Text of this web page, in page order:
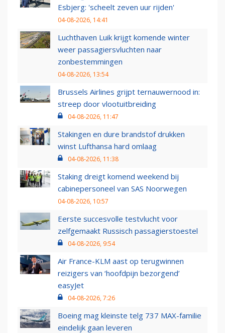
Esbjerg: 'scheelt zeven uur rijden'
04-08-2026, 14:41
Luchthaven Luik krijgt komende winter
weer passagiersvluchten naar
zonbestemmingen
04-08-2026, 13:54
Brussels Airlines grijpt ternauwernood in:
streep door vlootuitbreiding
04-08-2026, 11:47
Stakingen en dure brandstof drukken
winst Lufthansa hard omlaag
04-08-2026, 11:38
Staking dreigt komend weekend bij
cabinepersoneel van SAS Noorwegen
04-08-2026, 10:57
Eerste succesvolle testvlucht voor
zelfgemaakt Russisch passagierstoestel
04-08-2026, 9:54
Air France-KLM aast op terugwinnen
reizigers van ‘hoofdpijn bezorgend’
easyJet
04-08-2026, 7:26
Boeing mag kleinste telg 737 MAX-familie
eindelijk gaan leveren